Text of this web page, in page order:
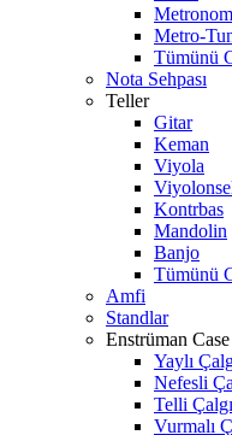
Metronom
Metro-
Tümünü
Nota Sehpası
Teller
Gitar
Keman
Viyola
Kontrbas
Mandolin
Banjo
Tümünü
Amfi
Standlar
Enstrüman Case
Yaylı
Nefesli
Telli
Vurmalı